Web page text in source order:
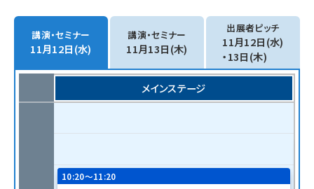
講演・セミナー
11月12日(水)
講演・セミナー
11月13日(木)
出展者ピッチ
11月12日(水)
・13日(木)
メインステージ
10:20〜11:20